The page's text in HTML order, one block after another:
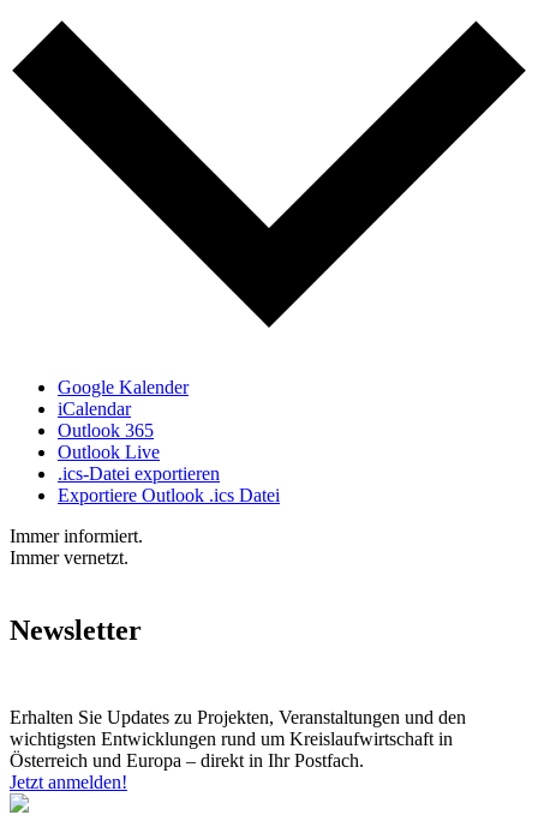
Google Kalender
iCalendar
Outlook 365
Outlook Live
.ics-Datei exportieren
Exportiere Outlook .ics Datei
Immer informiert.
Immer vernetzt.
Newsletter
Erhalten Sie Updates zu Projekten, Veranstaltungen und den
wichtigsten Entwicklungen rund um Kreislaufwirtschaft in
Österreich und Europa – direkt in Ihr Postfach.
Jetzt anmelden!